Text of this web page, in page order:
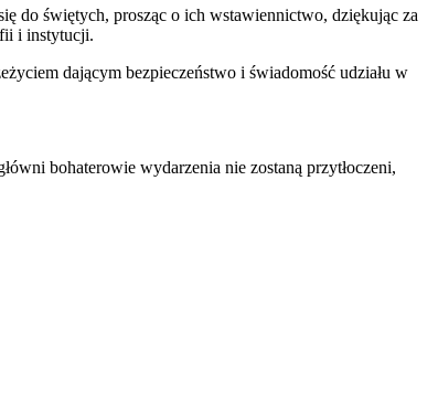
do świętych, prosząc o ich wstawiennictwo, dziękując za
i instytucji.
dającym bezpieczeństwo i świadomość udziału w
bohaterowie wydarzenia nie zostaną przytłoczeni,